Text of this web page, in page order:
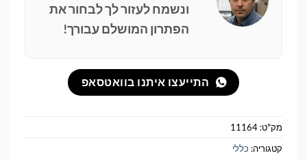
ונשמח לעזור לך לבחור את
הפתרון המושלם עבורך!
התייעצו איתנו בוואטסאפ
מק"ט: 11164
קטגוריה: כללי